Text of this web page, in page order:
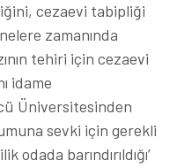
cezaevi tabipliği
zamanında
tehiri için cezaevi
idame
Üniversitesinden
sevki için gerekli
odada barındırıldığı’